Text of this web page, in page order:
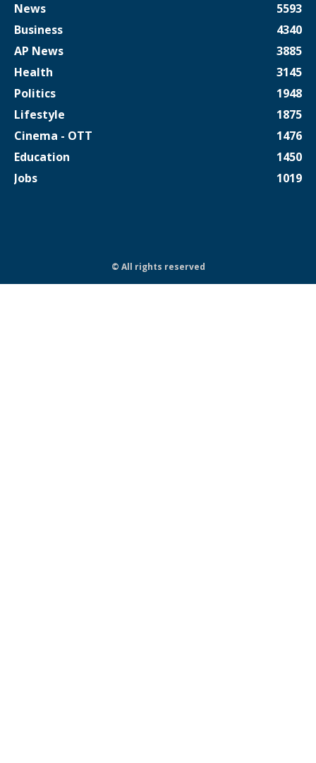
News
5593
Business
4340
AP News
3885
Health
3145
Politics
1948
Lifestyle
1875
Cinema - OTT
1476
Education
1450
Jobs
1019
© All rights reserved